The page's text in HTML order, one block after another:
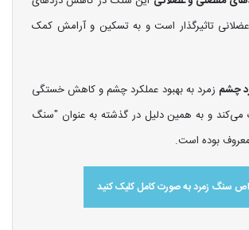
تاثیرگذار است و به تسکین و آرامش کمک
چشم زمرد به بهبود عملکرد چشم و کاهش خستگی
و به همین دلیل در گذشته به عنوان "سنگ
بوده است.
سنگ زمرد به صورت کامل کلیک کنید